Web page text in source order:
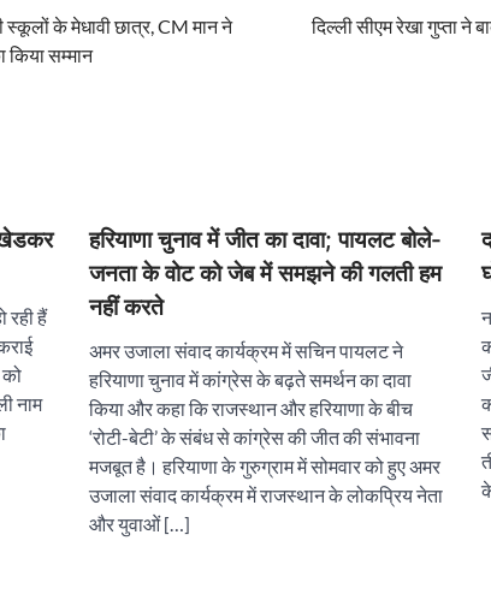
के मेधावी छात्र, CM मान ने
किया सम्मान
दिल्ली सीएम रेखा गुप्ता ने
रही हैं
नाम
हरियाणा चुनाव में जीत का दावा; पायलट बोले-
जनता के वोट को जेब में समझने की गलती हम
नहीं करते
अमर उजाला संवाद कार्यक्रम में सचिन पायलट ने
हरियाणा चुनाव में कांग्रेस के बढ़ते समर्थन का दावा
किया और कहा कि राजस्थान और हरियाणा के बीच
‘रोटी-बेटी’ के संबंध से कांग्रेस की जीत की संभावना
मजबूत है। हरियाणा के गुरुग्राम में सोमवार को हुए अमर
उजाला संवाद कार्यक्रम में राजस्थान के लोकप्रिय नेता
और युवाओं […]